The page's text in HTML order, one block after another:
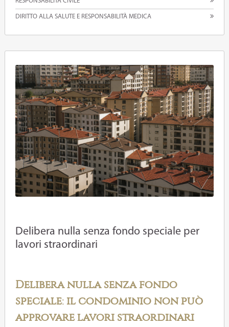
DIRITTO ALLA SALUTE E RESPONSABILITÀ MEDICA
Delibera nulla senza fondo speciale per
lavori straordinari
Delibera nulla senza fondo
speciale: il condominio non può
approvare lavori straordinari